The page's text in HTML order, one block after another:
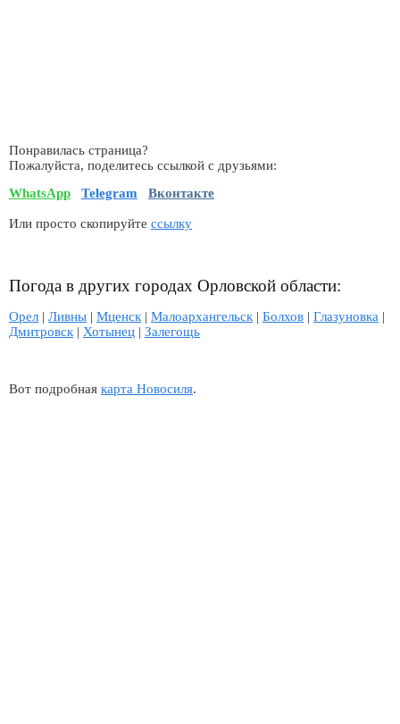
Понравилась страница?
Пожалуйста, поделитесь ссылкой с друзьями:
WhatsApp
Telegram Вконтакте
Или просто скопируйте ссылку
Погода в других городах Орловской области:
Орел | Ливны | Мценск| Малоархангельск| Болхов | Глазуновка |
Дмитровск| Хотынец | Залегощь
Вот подробная карта Новосиля.